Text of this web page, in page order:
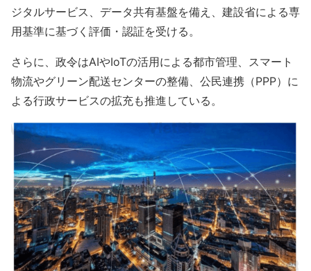
ジタルサービス、データ共有基盤を備え、建設省による専
用基準に基づく評価・認証を受ける。
さらに、政令はAIやIoTの活用による都市管理、スマート
物流やグリーン配送センターの整備、公民連携（PPP）に
よる行政サービスの拡充も推進している。